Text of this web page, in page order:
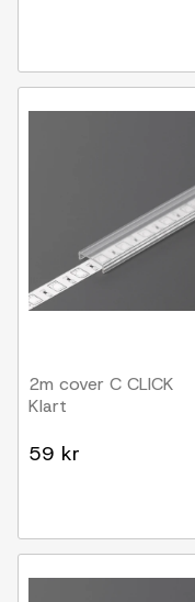
2m cover C CLICK
Klart
59 kr